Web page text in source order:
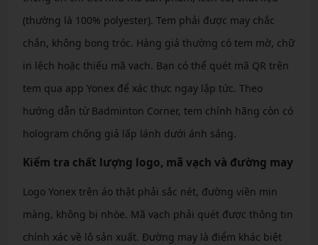
(thường là 100% polyester). Tem phải được may chắc
chắn, không bong tróc. Hàng giả thường có tem mờ, chữ
in lệch hoặc thiếu mã vạch. Bạn có thể quét mã QR trên
tem qua app Yonex để xác thực ngay lập tức. Theo
hướng dẫn từ Badminton Corner, tem chính hãng còn có
hologram chống giả lấp lánh dưới ánh sáng.
Kiểm tra chất lượng logo, mã vạch và đường may
Logo Yonex trên áo thật phải sắc nét, đường viền mịn
màng, không bị nhòe. Mã vạch phải quét được thông tin
chính xác về lô sản xuất. Đường may là điểm khác biệt